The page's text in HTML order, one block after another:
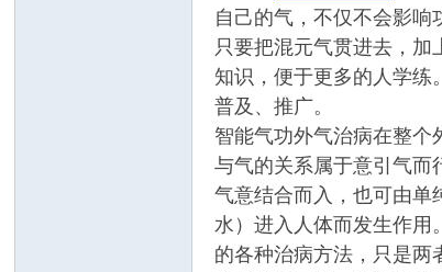
自己的气，不仅不会影
只要把混元气贯进去，加
知识，便于更多的人学
普及、推广。
智能气功外气治病在整个
与气的关系属于意引气而
气意结合而入，也可由单
水）进入人体而发生作用
的各种治病方法，只是两